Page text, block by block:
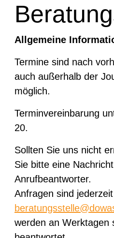
Allgemeine
Termine sind nach
auch außerhalb der
möglich.
Terminvereinbarung
20.
Sollten Sie uns nicht
Sie bitte eine
Anrufbeantworter.
Anfragen sind
werden an Werktagen